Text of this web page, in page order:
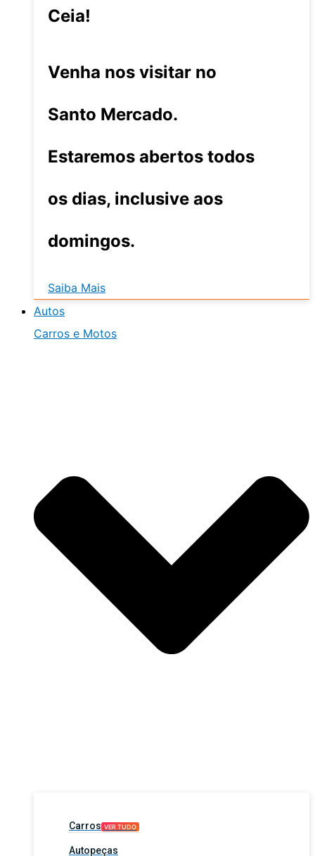
Ceia!
Venha nos visitar no
Santo Mercado.
Estaremos abertos todos
os dias, inclusive aos
domingos.
Saiba Mais
Autos
Carros e Motos
Carros VER TUDO
Autopeças